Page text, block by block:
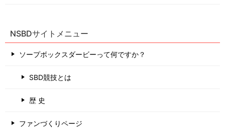
NSBDサイトメニュー
ソープボックスダービーって何ですか？
SBD競技とは
歴 史
ファンづくりページ